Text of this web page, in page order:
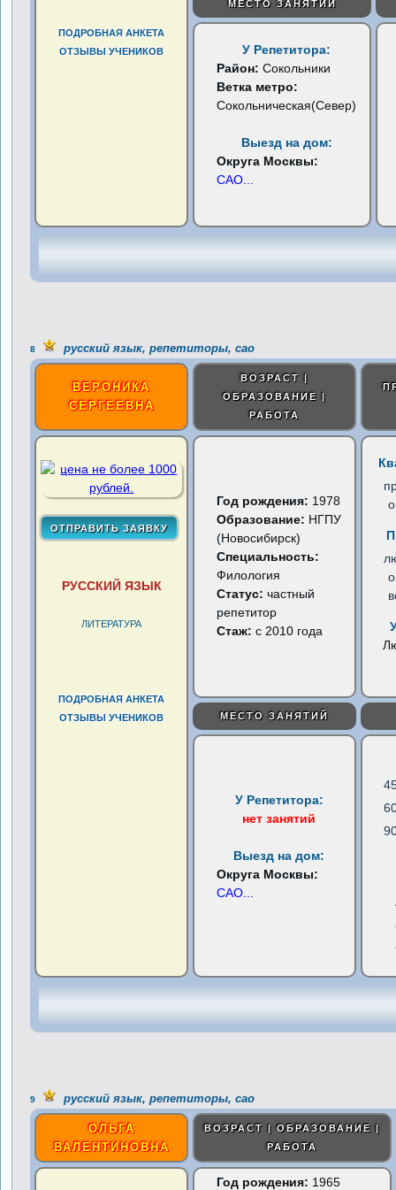
ПОДРОБНАЯ АНКЕТА
ОТЗЫВЫ УЧЕНИКОВ
МЕСТО ЗАНЯТИЙ
У Репетитора:
Район:Сокольники
Ветка метро:
Сокольническая(Север)
Выезд на дом:
Округа Москвы:
САО
8 русский язык, репетиторы, сао
ВЕРОНИКА
СЕРГЕЕВНА
ВОЗРАСТ |
ОБРАЗОВАНИЕ |
РАБОТА
РУССКИЙ ЯЗЫК
ЛИТЕРАТУРА
ПОДРОБНАЯ АНКЕТА
ОТЗЫВЫ УЧЕНИКОВ
Год рождения: 1978
Образование: НГПУ
(Новосибирск)
Специальность:
Филология
Статус:частный
репетитор
Стаж: с 2010 года
МЕСТО ЗАНЯТИЙ
У Репетитора:
нет занятий
Выезд на дом:
Округа Москвы:
САО
9 русский язык, репетиторы, сао
ОЛЬГА
ВАЛЕНТИНОВНА
ВОЗРАСТ | ОБРАЗОВАНИЕ |
РАБОТА
Год рождения: 1965